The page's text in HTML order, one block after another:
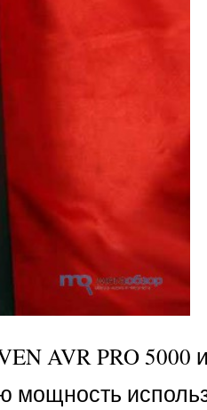
AVR PRO